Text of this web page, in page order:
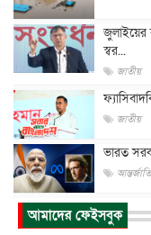
জুলাইয়ের
স্বর...
জাতীয়
জাতীয়
ভারত
আকাশে
আন্তর্জাতিক
আমাদের ফেইসবুক